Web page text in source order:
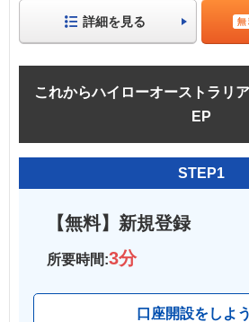
詳細を見る
これからハイローオーストラリ
EP
STEP1
【無料】新規登録
所要時間:3分
口座開設をしよ